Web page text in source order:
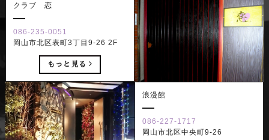
クラブ 恋
086-235-0051
岡山市北区表町3丁目9-26 2F
もっと見る
浪漫館
086-227-1717
岡山市北区中央町9-26